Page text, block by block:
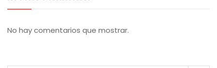
No hay comentarios que mostrar.